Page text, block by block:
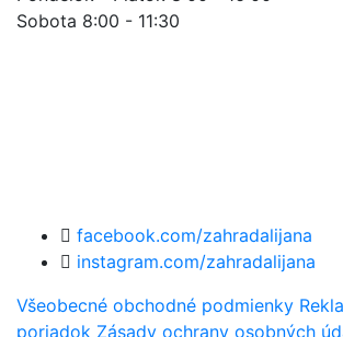
Sobota 8:00 - 11:30
facebook.com/zahradalijana
instagram.com/zahradalijana
Všeobecné obchodné podmienky
poriadok Zásady ochrany osobných